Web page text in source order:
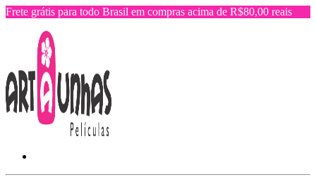
Frete grátis para todo Brasil em compras acima de R$80,00 reais